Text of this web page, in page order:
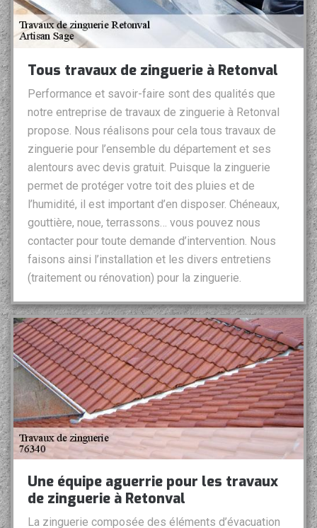
Tous travaux de zinguerie à Retonval
Performance et savoir-faire sont des qualités que
notre entreprise de travaux de zinguerie à Retonval
propose. Nous réalisons pour cela tous travaux de
zinguerie pour l’ensemble du département et ses
alentours avec devis gratuit. Puisque la zinguerie
permet de protéger votre toit des pluies et de
l’humidité, il est important d’en disposer. Chéneaux,
gouttière, noue, terrassons… vous pouvez nous
contacter pour toute demande d’intervention. Nous
faisons ainsi l’installation et les divers entretiens
(traitement ou rénovation) pour la zinguerie.
Une équipe aguerrie pour les travaux
de zinguerie à Retonval
La zinguerie composée des éléments d’évacuation